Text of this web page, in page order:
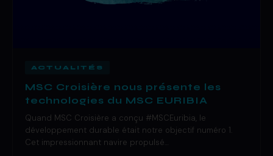
ACTUALITÉS
MSC Croisière nous présente les
technologies du MSC EURIBIA
Quand MSC Croisière a conçu #MSCEuribia, le
développement durable était notre objectif numéro 1.
Cet impressionnant navire propulsé…